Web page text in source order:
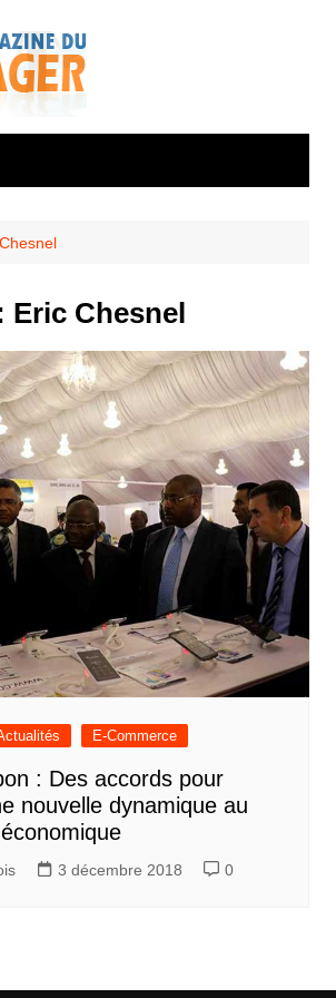
Eric Chesnel
E-Commerce
: Des accords pour
nouvelle dynamique au
3 décembre 2018 0